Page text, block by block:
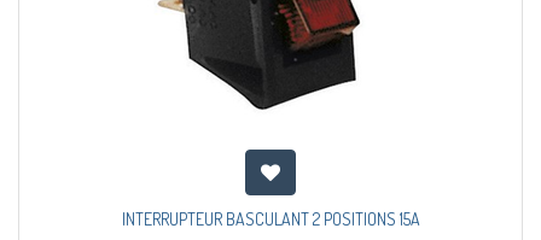
INTERRUPTEUR BASCULANT 2 POSITIONS 15A